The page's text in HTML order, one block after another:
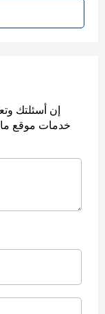
إن أسئلتك
خدمات موقع